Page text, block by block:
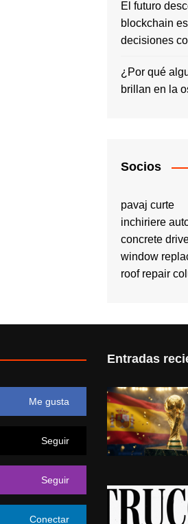
El futuro
blockchain
decisiones
¿Por qué
brillan en la
Socios
pavaj curte
inchiriere
concrete
window
roof repair
Me gusta
Seguir
Seguir
Conectar
Entradas